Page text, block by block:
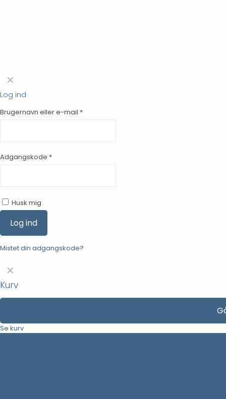
✕
Log ind
Brugernavn eller e-mail *
Adgangskode *
Husk mig
Log ind
Mistet din adgangskode?
✕
Kurv
Se kurv